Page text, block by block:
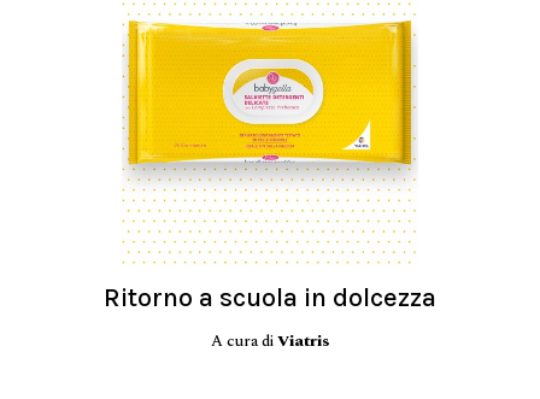
Ritorno a scuola in dolcezza
A cura diViatris